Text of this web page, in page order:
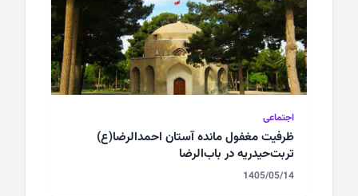
اجتماعی
ظرفیت مغفول مانده آستان احمدالرضا(ع)
تربت‌حیدریه در باب‌الرضا
1405/05/14